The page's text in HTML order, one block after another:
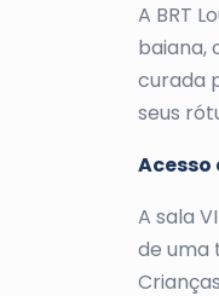
A BRT
baiana,
curada
seus
Acesso
A sala
de uma